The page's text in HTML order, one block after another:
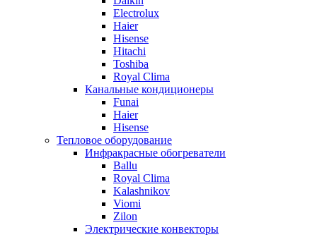
Electrolux
Haier
Hisense
Hitachi
Toshiba
Royal Clima
Канальные кондиционеры
Funai
Haier
Hisense
Тепловое оборудование
Инфракрасные обогреватели
Ballu
Royal Clima
Kalashnikov
Viomi
Zilon
Электрические конвекторы